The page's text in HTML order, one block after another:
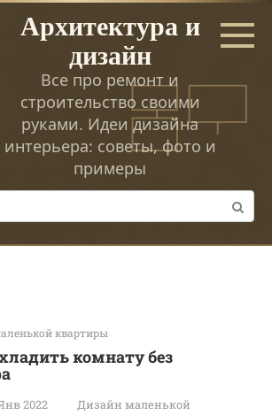
Архитектура и
дизайн
Все про ремонт и
строительство своими
руками. Идеи дизайна
интерьера: советы, фото и
примеры
квартиры
комнату без
2022
Дизайн маленькой